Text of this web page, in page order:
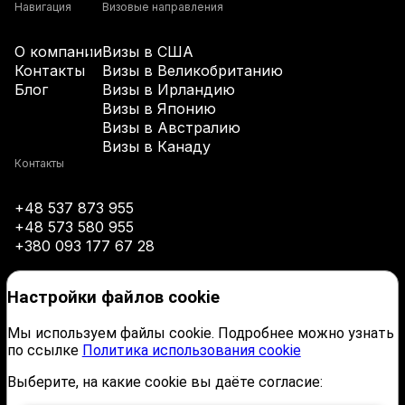
+61
+43
+1-242
+973
Визовые направления
Визы в США
Визы в Великобританию
Визы в Ирландию
Визы в Японию
Визы в Австралию
Визы в Канаду
Навигация
О компании
Контакты
Блог
Контакты
+48 537 873 955
+48 573 580 955
+380 093 177 67 28
Настройки файлов cookie
Мы используем файлы cookie. Подробнее можно узнать
по ссылке Политика использования cookie
Выберите, на какие cookie вы даёте согласие: